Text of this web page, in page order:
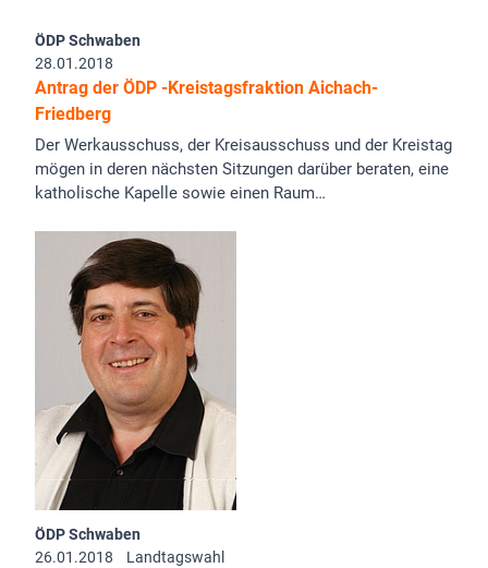
ÖDP Schwaben
28.01.2018
Antrag der ÖDP -Kreistagsfraktion Aichach-
Friedberg
Der Werkausschuss, der Kreisausschuss und der Kreistag
mögen in deren nächsten Sitzungen darüber beraten, eine
katholische Kapelle sowie einen Raum…
ÖDP Schwaben
26.01.2018
Landtagswahl